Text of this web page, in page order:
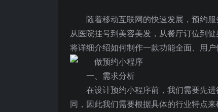
随着移动互联网的快速发展，预约
从医院挂号到美容美发，从餐厅订位到
将详细介绍如何制作一款功能全面、用户
一、需求分析
在设计预约小程序前，我们需要先
同，因此我们需要根据具体的行业特点来